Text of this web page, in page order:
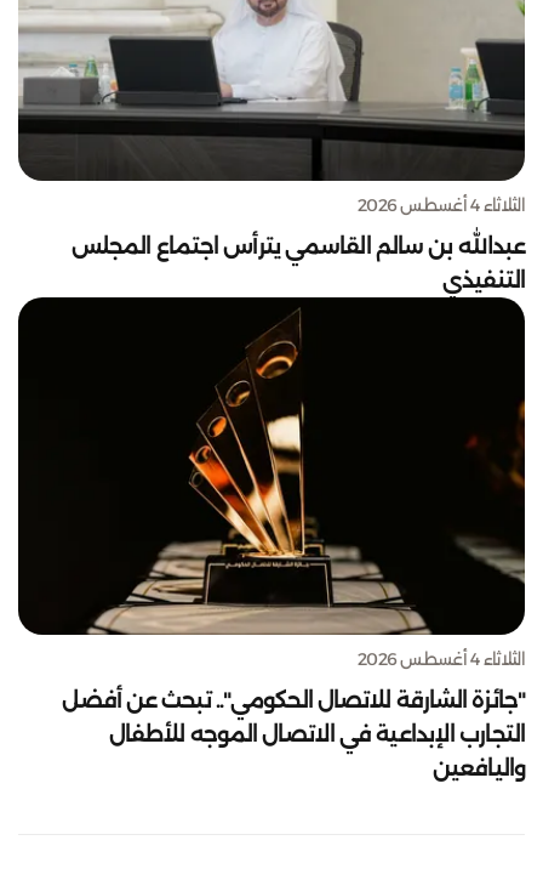
الثلاثاء 4 أغسطس 2026
عبدالله بن سالم القاسمي يترأس اجتماع المجلس
التنفيذي
الثلاثاء 4 أغسطس 2026
"جائزة الشارقة للاتصال الحكومي".. تبحث عن أفضل
التجارب الإبداعية في الاتصال الموجه للأطفال
واليافعين